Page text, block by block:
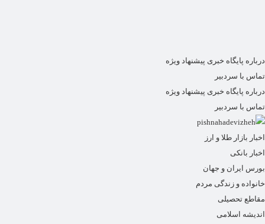
درباره پایگاه خبری پیشنهاد ویژه
تماس با سردبیر
درباره پایگاه خبری پیشنهاد ویژه
تماس با سردبیر
اخبار بازار طلا و ارز
اخبار بانکی
بورس ایران و جهان
خانواده و زندگی مردم
مقاطع تحصیلی
اندیشه اسلامی